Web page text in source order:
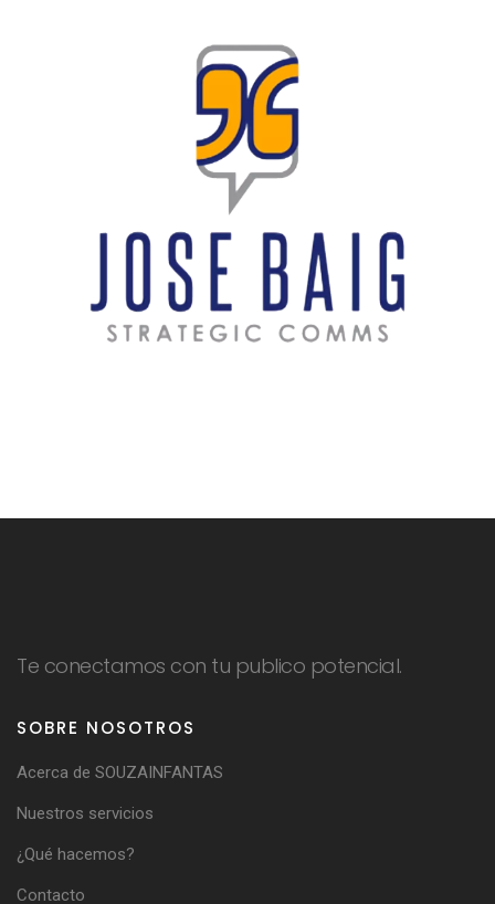
Te conectamos con tu publico potencial.
SOBRE NOSOTROS
Acerca de SOUZAINFANTAS
Nuestros servicios
¿Qué hacemos?
Contacto